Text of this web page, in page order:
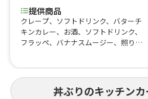
提供商品
クレープ、ソフトドリンク、バターチ
キンカレー、お酒、ソフトドリンク、
フラッペ、バナナスムージー、照り焼
り焼きチキンの焼き鳥丼
丼ぶりのキッチン